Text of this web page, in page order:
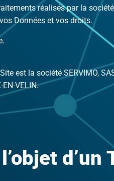
réalisés par la
Données et vos droits.
est la société SERVIMO,
VELIN.
d’un